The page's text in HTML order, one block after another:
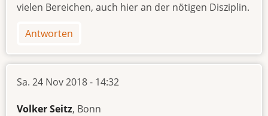
vielen Bereichen, auch hier an der nötigen Disziplin.
Antworten
Sa. 24 Nov 2018 - 14:32
Volker Seitz, Bonn